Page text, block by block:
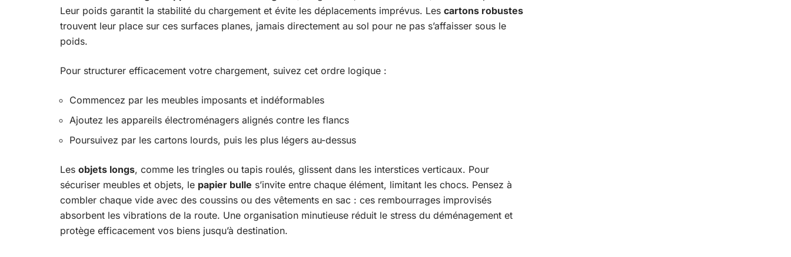
Leur poids garantit la stabilité du chargement et évite les déplacements imprévus. Les cartons robustes
trouvent leur place sur ces surfaces planes, jamais directement au sol pour ne pas s’affaisser sous le
poids.
Pour structurer efficacement votre chargement, suivez cet ordre logique :
Commencez par les meubles imposants et indéformables
Ajoutez les appareils électroménagers alignés contre les flancs
Poursuivez par les cartons lourds, puis les plus légers au-dessus
Les objets longs, comme les tringles ou tapis roulés, glissent dans les interstices verticaux. Pour
sécuriser meubles et objets, le papier bulle s’invite entre chaque élément, limitant les chocs. Pensez à
combler chaque vide avec des coussins ou des vêtements en sac : ces rembourrages improvisés
absorbent les vibrations de la route. Une organisation minutieuse réduit le stress du déménagement et
protège efficacement vos biens jusqu’à destination.